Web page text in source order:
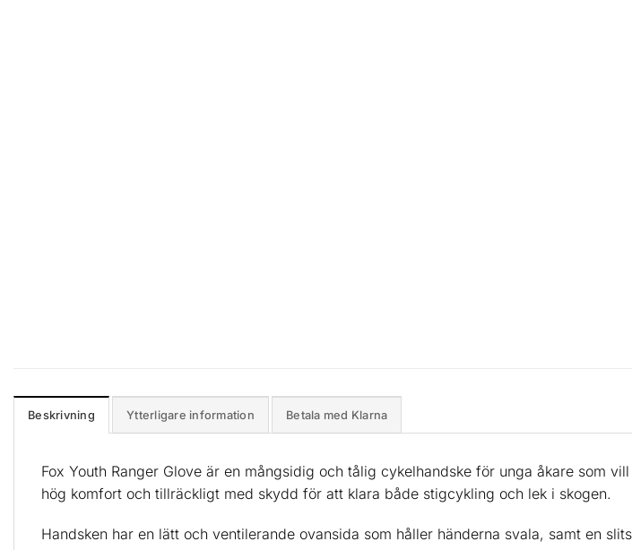
Beskrivning Ytterligare information Betala med Klarna
Fox Youth Ranger Glove är en mångsidig och tålig cykelhandske för unga åkare som
hög komfort och tillräckligt med skydd för att klara både stigcykling och lek i skogen.
Handsken har en lätt och ventilerande ovansida som håller händerna svala, samt en